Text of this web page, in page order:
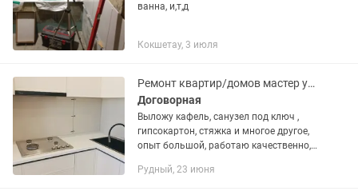
ванна, и,т,д
Кокшетау, 3 июля
Ремонт квартир/домов мастер универсал
Договорная
Выложу кафель, санузел под ключ ,
гипсокартон, стяжка и многое другое,
опыт большой, работаю качественно,
Рудный, 23 июня